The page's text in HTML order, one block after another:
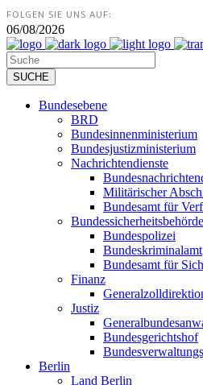
FOLGEN SIE UNS AUF:
06/08/2026
Bundesebene
BRD
Bundesinnenministerium
Bundesjustizministerium
Nachrichtendienste
Militärischer
Bundesamt für
Bundespolizei
Bundeskriminalamt
Bundesamt für
Finanz
Justiz
Bundesgerichtshof
Berlin
Land Berlin